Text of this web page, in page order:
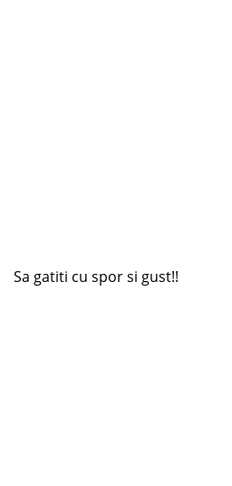
Sa gatiti cu spor si gust!!